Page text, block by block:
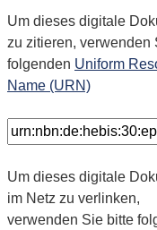
Um dieses digitale
zu zitieren, verwenden
folgenden Uniform
Name (URN)
Um dieses digitale
im Netz zu verlinken,
verwenden Sie bitte